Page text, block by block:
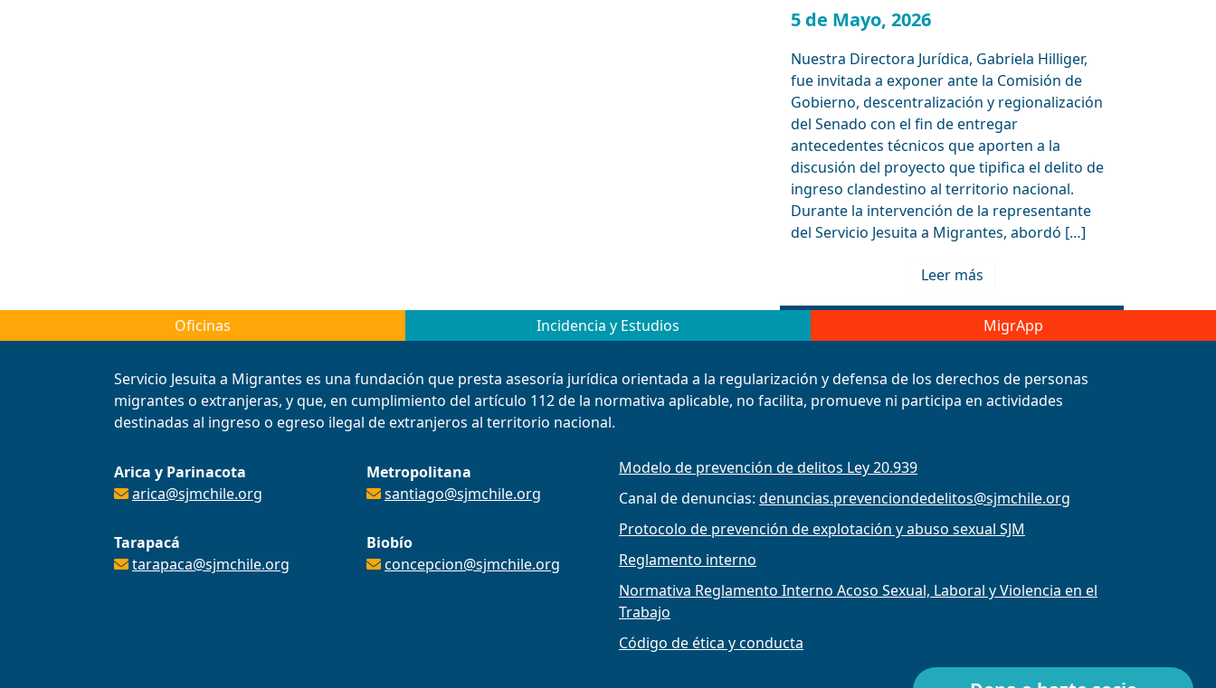
5 de Mayo, 2026
Nuestra Directora Jurídica, Gabriela Hilliger,
fue invitada a exponer ante la Comisión de
Gobierno, descentralización y regionalización
del Senado con el fin de entregar
antecedentes técnicos que aporten a la
discusión del proyecto que tipifica el delito de
ingreso clandestino al territorio nacional.
Durante la intervención de la representante
del Servicio Jesuita a Migrantes, abordó […]
Leer más
Oficinas Incidencia y Estudios MigrApp
Servicio Jesuita a Migrantes es una fundación que presta asesoría jurídica orientada a la regularización y defensa de los derechos de personas
migrantes o extranjeras, y que, en cumplimiento del artículo 112 de la normativa aplicable, no facilita, promueve ni participa en actividades
destinadas al ingreso o egreso ilegal de extranjeros al territorio nacional.
Arica y Parinacota
arica@sjmchile.org
Tarapacá
tarapaca@sjmchile.org
Metropolitana
santiago@sjmchile.org
Biobío
concepcion@sjmchile.org
Modelo de prevención de delitos Ley 20.939
Canal de denuncias: denuncias.prevenciondedelitos@sjmchile.org
Protocolo de prevención de explotación y abuso sexual SJM
Reglamento interno
Normativa Reglamento Interno Acoso Sexual, Laboral y Violencia en el
Trabajo
Código de ética y conducta